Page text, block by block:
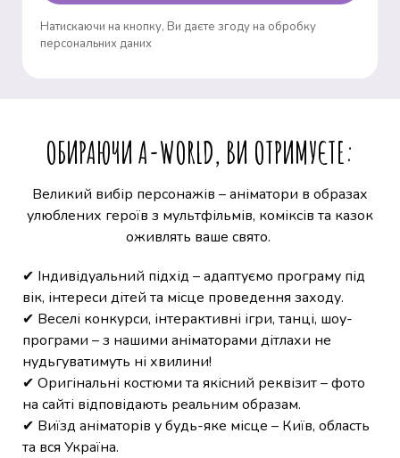
Натискаючи на кнопку, Ви даєте згоду на обробку
персональних даних
ОБИРАЮЧИ A-WORLD, ВИ ОТРИМУЄТЕ:
Великий вибір персонажів – аніматори в образах
улюблених героїв з мультфільмів, коміксів та казок
оживлять ваше свято.
✔ Індивідуальний підхід – адаптуємо програму під
вік, інтереси дітей та місце проведення заходу.
✔ Веселі конкурси, інтерактивні ігри, танці, шоу-
програми – з нашими аніматорами дітлахи не
нудьгуватимуть ні хвилини!
✔ Оригінальні костюми та якісний реквізит – фото
на сайті відповідають реальним образам.
✔ Виїзд аніматорів у будь-яке місце – Київ, область
та вся Україна.